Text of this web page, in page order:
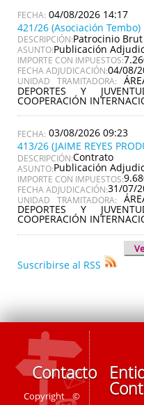
04/08/2026 14:17
421/26 (Asociación Tembo)
DESCRIPCIÓN:Patrocinio
ASUNTO:Publicación
IMPORTE CON IMPUESTOS:
FECHA ADJUDICACIÓN:04/08/
UNIDAD TRAMITADORA:
DEPORTES Y
COOPERACIÓN
03/08/2026 09:23
413/26 (JAIME REYES
DESCRIPCIÓN:Contrato
ASUNTO:Publicación
IMPORTE CON IMPUESTOS:
FECHA ADJUDICACIÓN:31/07/
UNIDAD TRAMITADORA:
DEPORTES Y
COOPERACIÓN
Suscribirse al RSS
Contacto
Copyright ©
Entidades